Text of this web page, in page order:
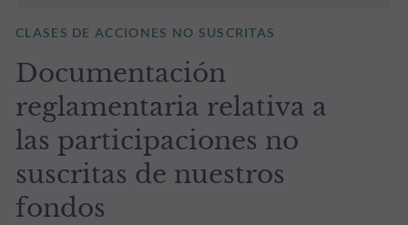
CLASES DE ACCIONES NO SUSCRITAS
Documentación
reglamentaria relativa a
las participaciones no
suscritas de nuestros
fondos